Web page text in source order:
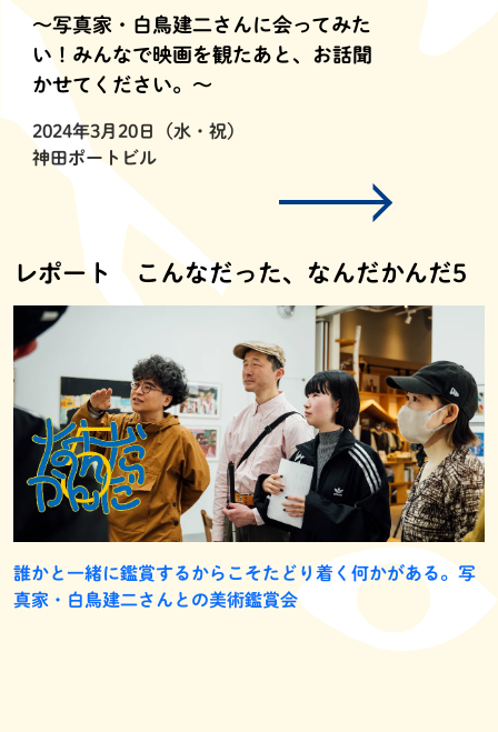
〜写真家・白鳥建二さんに会ってみた
い！みんなで映画を観たあと、お話聞
かせてください。〜
2024年3月20日（水・祝）
神田ポートビル
レポート こんなだった、なんだかんだ5
誰かと一緒に鑑賞するからこそたどり着く何かがある。写
真家・白鳥建二さんとの美術鑑賞会